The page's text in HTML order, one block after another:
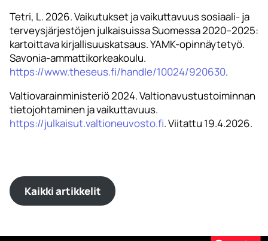
Tetri, L. 2026. Vaikutukset ja vaikuttavuus sosiaali- ja
terveysjärjestöjen julkaisuissa Suomessa 2020–2025:
kartoittava kirjallisuuskatsaus. YAMK-opinnäytetyö.
Savonia-ammattikorkeakoulu.
https://www.theseus.fi/handle/10024/920630.
Valtiovarainministeriö 2024. Valtionavustustoiminnan
tietojohtaminen ja vaikuttavuus.
https://julkaisut.valtioneuvosto.fi. Viitattu 19.4.2026.
Kaikki artikkelit